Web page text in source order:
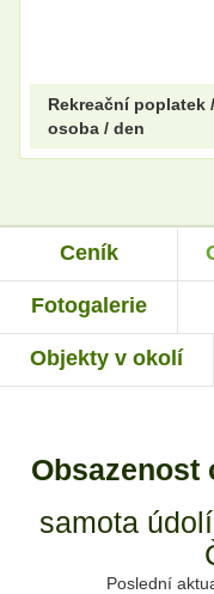
Rekreační poplatek /
osoba / den
Ceník
Fotogalerie
Objekty v okolí
Obsazenost
samota
Poslední